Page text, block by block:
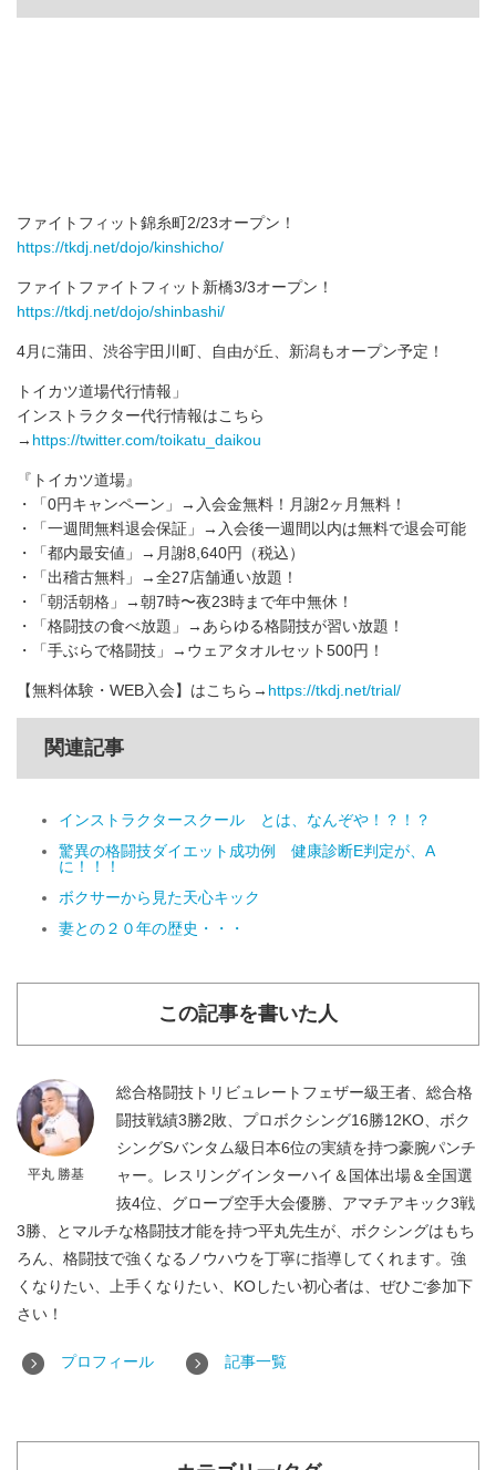
ファイトフィット錦糸町2/23オープン！
https://tkdj.net/dojo/kinshicho/
ファイトファイトフィット新橋3/3オープン！
https://tkdj.net/dojo/shinbashi/
4月に蒲田、渋谷宇田川町、自由が丘、新潟もオープン予定！
トイカツ道場代行情報」
インストラクター代行情報はこちら
→ https://twitter.com/toikatu_daikou
『トイカツ道場』
・「0円キャンペーン」→入会金無料！月謝2ヶ月無料！
・「一週間無料退会保証」→入会後一週間以内は無料で退会可能
・「都内最安値」→月謝8,640円（税込）
・「出稽古無料」→全27店舗通い放題！
・「朝活朝格」→朝7時〜夜23時まで年中無休！
・「格闘技の食べ放題」→あらゆる格闘技が習い放題！
・「手ぶらで格闘技」→ウェアタオルセット500円！
【無料体験・WEB入会】はこちら→ https://tkdj.net/trial/
関連記事
インストラクタースクール とは、なんぞや！？！？
驚異の格闘技ダイエット成功例 健康診断E判定が、A
に！！！
ボクサーから見た天心キック
妻との２０年の歴史・・・
この記事を書いた人
平丸 勝基
総合格闘技トリビュレートフェザー級王者、総合格
闘技戦績3勝2敗、プロボクシング16勝12KO、ボク
シングSバンタム級日本6位の実績を持つ豪腕パンチ
ャー。レスリングインターハイ＆国体出場＆全国選
抜4位、グローブ空手大会優勝、アマチアキック3戦
3勝、とマルチな格闘技才能を持つ平丸先生が、ボクシングはもち
ろん、格闘技で強くなるノウハウを丁寧に指導してくれます。強
くなりたい、上手くなりたい、KOしたい初心者は、ぜひご参加下
さい！
プロフィール 記事一覧